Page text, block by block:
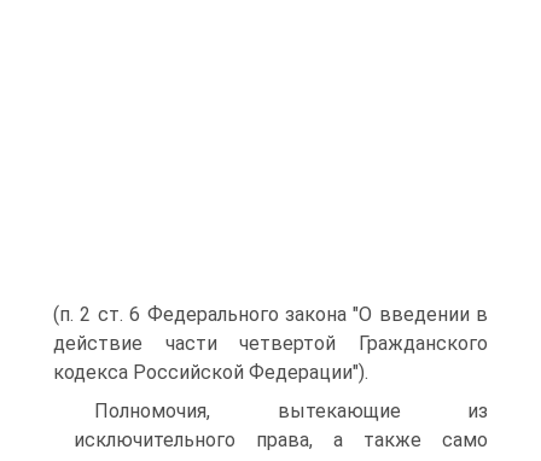
(п. 2 ст. 6 Федерального закона "О введении в
действие части четвертой Гражданского
кодекса Российской Федерации").
Полномочия, вытекающие из
исключительного права, а также само